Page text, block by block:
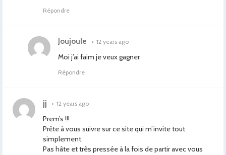
Répondre
Joujoule • 12 years ago
Moi j’ai faim je veux gagner
Répondre
jj • 12 years ago
Prem’s !!!
Prête à vous suivre sur ce site qui m’invite tout
simplement.
Pas hâte et très pressée à la fois de partir avec vous